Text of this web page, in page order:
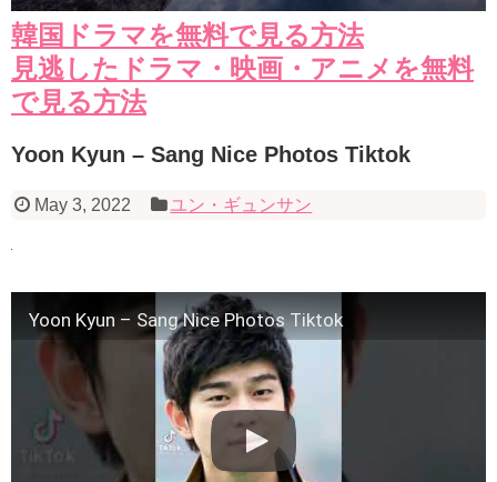
韓国ドラマを無料で見る方法
見逃したドラマ・映画・アニメを無料
で見る方法
Yoon Kyun – Sang Nice Photos Tiktok
May 3, 2022 ユン・ギュンサン
Yoon Kyun – Sang Nice Photos Tiktok